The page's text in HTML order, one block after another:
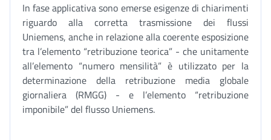
In fase applicativa sono emerse esigenze di chiarimenti
riguardo alla corretta trasmissione dei flussi
Uniemens, anche in relazione alla coerente esposizione
tra l’elemento “retribuzione teorica” - che unitamente
all’elemento “numero mensilità” è utilizzato per la
determinazione della retribuzione media globale
giornaliera (RMGG) - e l’elemento “retribuzione
imponibile” del flusso Uniemens.